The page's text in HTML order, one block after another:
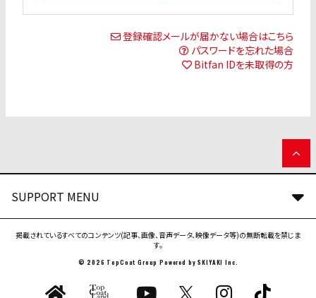
登録確認メールが届かない場合はこちら
パスワードを忘れた場合
Bitfan IDを未取得の方
SUPPORT MENU
掲載されているすべてのコンテンツ(記事、画像、音声データ、映像データ等)の無断転載を禁じま
す。
© 2026 TopCoat Group Powered bySKIYAKI Inc.